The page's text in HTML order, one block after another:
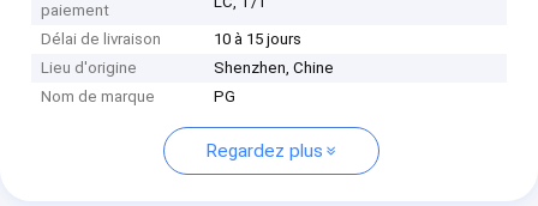
paiement
Délai de livraison
10 à 15 jours
Lieu d'origine
Shenzhen, Chine
Nom de marque
PG
Regardez plus